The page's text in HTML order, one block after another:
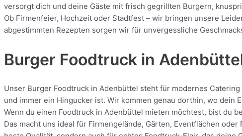
versorgt dich und deine Gäste mit frisch gegrillten Burgern,
Ob Firmenfeier, Hochzeit oder Stadtfest – wir bringen unsere
abgestimmten Rezepten sorgen wir für unvergessliche
Burger Foodtruck in
Unser Burger Foodtruck in Adenbüttel steht für modernes
und immer ein Hingucker ist. Wir kommen genau dorthin, wo
Wenn du einen Foodtruck in Adenbüttel mieten möchtest, bist du
Das macht uns ideal für Firmengelände, Gärten, Eventflächen